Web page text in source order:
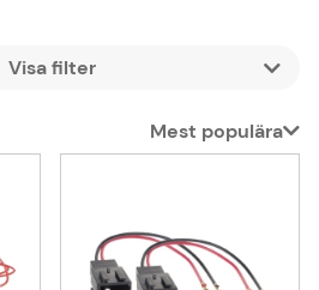
Filtrera
Mest populära